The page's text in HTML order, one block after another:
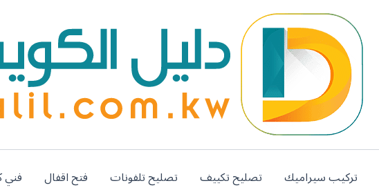
تركيب سيراميك تصليح تكييف تصليح تلفونات فتح اقفال فني